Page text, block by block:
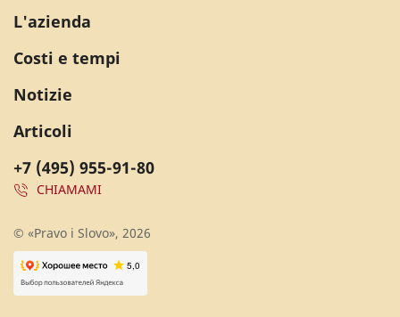
+7 (495) 955-91-80
CHIAMAMI
L'azienda
Costi e tempi
Notizie
Articoli
© «Pravo i Slovo», 2026